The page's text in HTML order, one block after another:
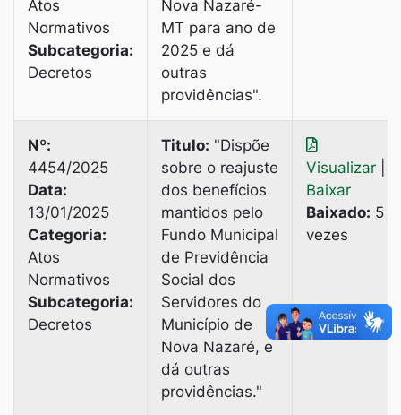
Atos
Normativos
Subcategoria:
Decretos
Nova Nazaré-
MT para ano de
2025 е dá
outras
providências".
Nº:
4454/2025
Data:
13/01/2025
Categoria:
Atos
Normativos
Subcategoria:
Decretos
Titulo: "Dispõe
sobre o reajuste
dos benefícios
mantidos pelo
Fundo Municipal
de Previdência
Social dos
Servidores do
Município de
Nova Nazaré, e
dá outras
providências."
Visualizar
Baixar
Baixado: 5
vezes